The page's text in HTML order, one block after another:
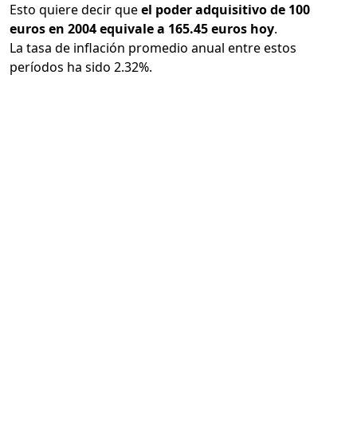
Esto quiere decir queel poder adquisitivo de 100
euros en 2004 equivale a 165.45 euros hoy.
La tasa de inflación promedio anual entre estos
períodos ha sido 2.32%.